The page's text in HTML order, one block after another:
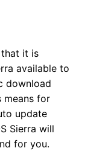
it is
available to
download
means for
update
Sierra will
for you.